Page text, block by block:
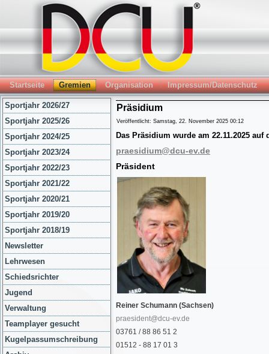
Startseite Gremien Organisation Impressum/Datenschutz
Sportjahr 2026/27
Sportjahr 2025/26
Sportjahr 2024/25
Sportjahr 2023/24
Sportjahr 2022/23
Sportjahr 2021/22
Sportjahr 2020/21
Sportjahr 2019/20
Sportjahr 2018/19
Newsletter
Lehrwesen
Schiedsrichter
Jugend
Verwaltung
Teamplayer gesucht
Kugelpassumschreibung
Präsidium
Veröffentlicht: Samstag, 22. November 2025 00:12
Das Präsidium wurde am 22.11.2025
praesidium@dcu-ev.de
Präsident
Reiner Schumann (Sachsen)
praesident@dcu-ev.de
03761 / 88 86 51 2
01512 - 88 17 01 3